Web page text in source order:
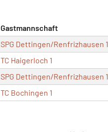
Gastmannschaft
SPG Dettingen/Renfrizhausen 1
TC Haigerloch 1
SPG Dettingen/Renfrizhausen 1
TC Bochingen 1